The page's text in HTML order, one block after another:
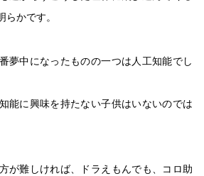
かです。
夢中になったものの一つは人工知能でし
能に興味を持たない子供はいないのでは
が難しければ、ドラえもんでも、コロ助